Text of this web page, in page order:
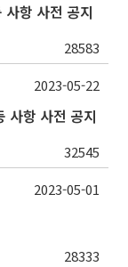
항 사전 공지
28583
사항 사전 공지
32545
2023-05-22
28333
2023-05-01